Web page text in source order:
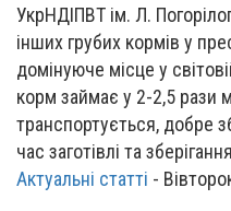
УкрНДІПВТ ім. Л.
інших грубих кормів у
домінуюче місце у
корм займає у 2-2,5 рази
транспортується, добре
час заготівлі та
Актуальні статті -